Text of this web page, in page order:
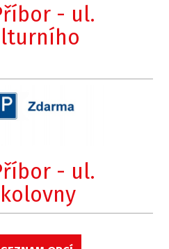
- ul.
- ul.